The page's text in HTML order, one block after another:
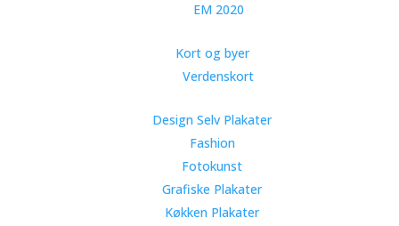
EM 2020
Kort og byer
Verdenskort
Design Selv Plakater
Fashion
Fotokunst
Grafiske Plakater
Køkken Plakater